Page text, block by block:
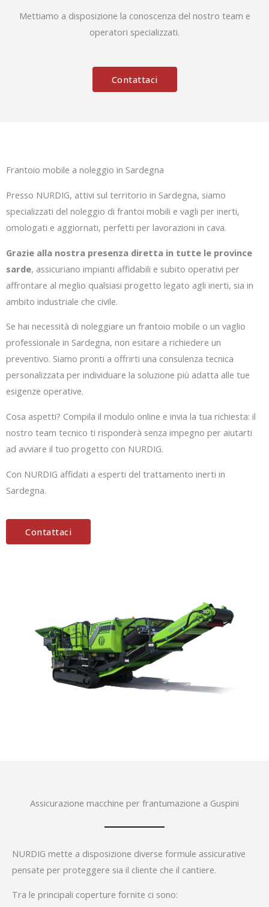
Mettiamo a disposizione la conoscenza del nostro team e
operatori specializzati.
Contattaci
Frantoio mobile a noleggio in Sardegna
Presso NURDIG, attivi sul territorio in Sardegna, siamo
specializzati del noleggio di frantoi mobili e vagli per inerti,
omologati e aggiornati, perfetti per lavorazioni in cava.
Grazie alla nostra presenza diretta in tutte le province
sarde, assicuriano impianti affidabili e subito operativi per
affrontare al meglio qualsiasi progetto legato agli inerti, sia in
ambito industriale che civile.
Se hai necessità di noleggiare un frantoio mobile o un vaglio
professionale in Sardegna, non esitare a richiedere un
preventivo. Siamo pronti a offrirti una consulenza tecnica
personalizzata per individuare la soluzione più adatta alle tue
esigenze operative.
Cosa aspetti? Compila il modulo online e invia la tua richiesta: il
nostro team tecnico ti risponderà senza impegno per aiutarti
ad avviare il tuo progetto con NURDIG.
Con NURDIG affidati a esperti del trattamento inerti in
Sardegna.
Contattaci
Assicurazione macchine per frantumazione a Guspini
NURDIG mette a disposizione diverse formule assicurative
pensate per proteggere sia il cliente che il cantiere.
Tra le principali coperture fornite ci sono: